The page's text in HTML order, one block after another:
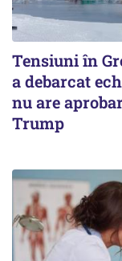
Tensiuni în
a debarcat
nu are
Trump